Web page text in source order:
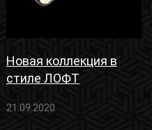
Новая коллекция в
стиле ЛОФТ
21.09.2020